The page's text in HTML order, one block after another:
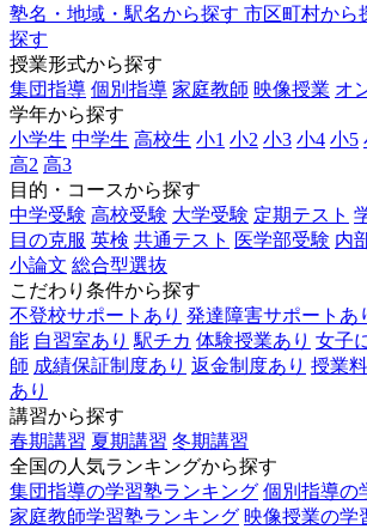
塾名・地域・駅名から探す 市区町村から
探す
授業形式から探す
集団指導 個別指導 家庭教師 映像授業 オ
学年から探す
小学生 中学生 高校生 小1 小2 小3 小4 小5
高2 高3
目的・コースから探す
中学受験 高校受験 大学受験 定期テスト
目の克服 英検 共通テスト 医学部受験 内
小論文 総合型選抜
こだわり条件から探す
不登校サポートあり 発達障害サポートあ
能 自習室あり 駅チカ 体験授業あり 女子
師 成績保証制度あり 返金制度あり 授業
あり
講習から探す
春期講習 夏期講習 冬期講習
全国の人気ランキングから探す
集団指導の学習塾ランキング 個別指導の
家庭教師学習塾ランキング 映像授業の学